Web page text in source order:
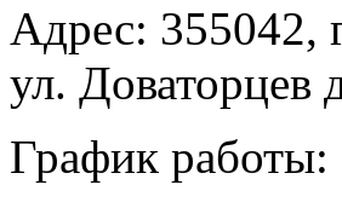
Адрес: 355042,
ул. Доваторцев
График